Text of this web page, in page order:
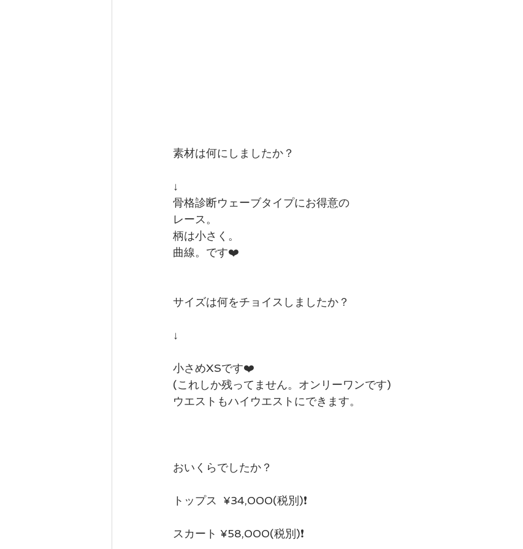
素材は何にしましたか？
↓
骨格診断ウェーブタイプにお得意の
レース。
柄は小さく。
曲線。です❤️
サイズは何をチョイスしましたか？
↓
小さめXSです❤️
(これしか残ってません。オンリーワンです)
ウエストもハイウエストにできます。
おいくらでしたか？
トップス  ¥34,000(税別)❗️
スカート ¥58,000(税別)❗️